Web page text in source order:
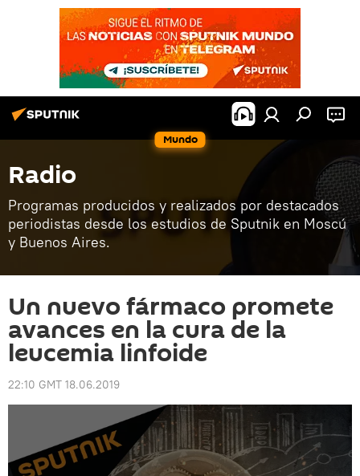
Mundo
Radio
Programas producidos y realizados por destacados
periodistas desde los estudios de Sputnik en Moscú
y Buenos Aires.
Un nuevo fármaco promete
avances en la cura de la
leucemia linfoide
22:10 GMT 18.06.2019